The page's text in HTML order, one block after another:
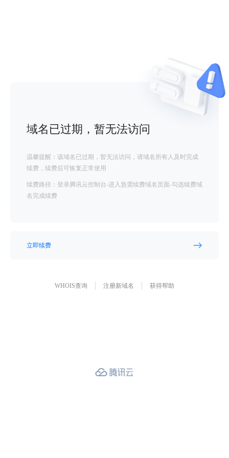
域名已过期，暂无法访问
温馨提醒：该域名已过期，暂无法访问，请域名所有人及时完成
续费，续费后可恢复正常使用
续费路径：登录腾讯云控制台-进入急需续费域名页面-勾选续费域
名完成续费
立即续费
WHOIS查询 注册新域名 获得帮助